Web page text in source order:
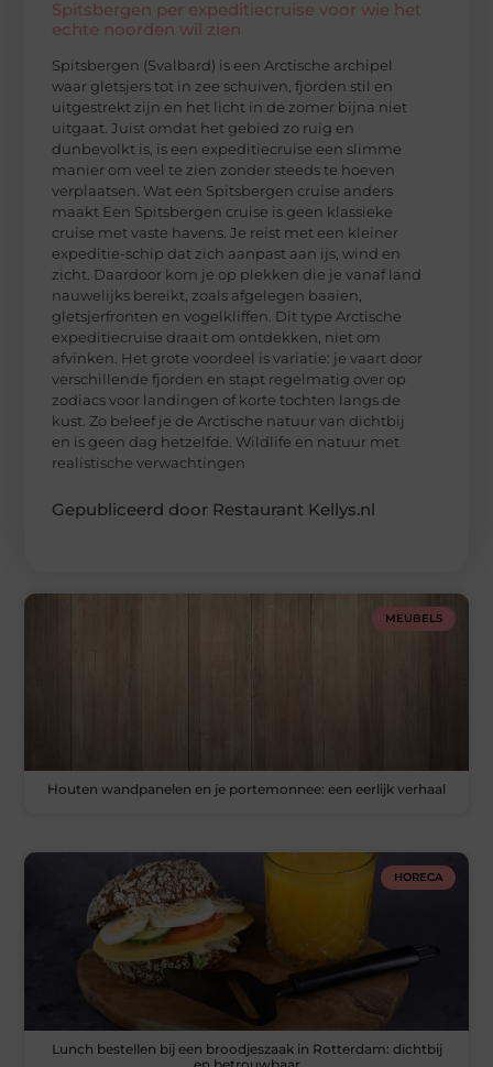
Spitsbergen per expeditiecruise voor wie het
echte noorden wil zien
Spitsbergen (Svalbard) is een Arctische archipel
waar gletsjers tot in zee schuiven, fjorden stil en
uitgestrekt zijn en het licht in de zomer bijna niet
uitgaat. Juist omdat het gebied zo ruig en
dunbevolkt is, is een expeditiecruise een slimme
manier om veel te zien zonder steeds te hoeven
verplaatsen. Wat een Spitsbergen cruise anders
maakt Een Spitsbergen cruise is geen klassieke
cruise met vaste havens. Je reist met een kleiner
expeditie-schip dat zich aanpast aan ijs, wind en
zicht. Daardoor kom je op plekken die je vanaf land
nauwelijks bereikt, zoals afgelegen baaien,
gletsjerfronten en vogelkliffen. Dit type Arctische
expeditiecruise draait om ontdekken, niet om
afvinken. Het grote voordeel is variatie: je vaart door
verschillende fjorden en stapt regelmatig over op
zodiacs voor landingen of korte tochten langs de
kust. Zo beleef je de Arctische natuur van dichtbij
en is geen dag hetzelfde. Wildlife en natuur met
realistische verwachtingen
Gepubliceerd door Restaurant Kellys.nl
MEUBELS
Houten wandpanelen en je portemonnee: een eerlijk verhaal
HORECA
Lunch bestellen bij een broodjeszaak in Rotterdam: dichtbij